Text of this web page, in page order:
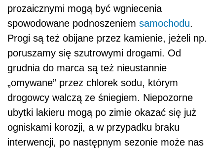
prozaicznymi mogą być wgniecenia
spowodowane podnoszeniem samochodu.
Progi są też obijane przez kamienie, jeżeli np.
poruszamy się szutrowymi drogami. Od
grudnia do marca są też nieustannie
„omywane” przez chlorek sodu, którym
drogowcy walczą ze śniegiem. Niepozorne
ubytki lakieru mogą po zimie okazać się już
ogniskami korozji, a w przypadku braku
interwencji, po następnym sezonie może nas